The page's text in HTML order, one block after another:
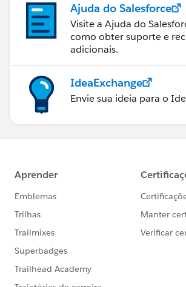
Ajuda do Salesforce
Visite a Ajuda do
como obter suporte e
adicionais.
IdeaExchange
Envie sua ideia para o